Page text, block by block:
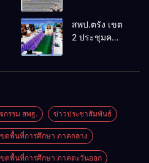
ล้านนาวิถี สู่
โลกแห่งการ
เรียนรู้”
สันพระเนตร
สพป.ตรัง เขต
2 ประชุมคณะ
2569
กรรม สพฐ. ข่าวประชาสัมพันธ์
ตพื้นที่การศึกษา ภาคกลาง
ขตพื้นที่การศึกษา ภาคตะวันออก